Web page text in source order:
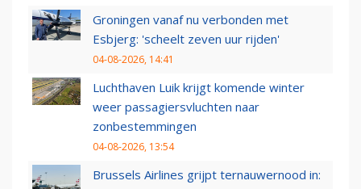
Groningen vanaf nu verbonden met
Esbjerg: 'scheelt zeven uur rijden'
04-08-2026, 14:41
Luchthaven Luik krijgt komende winter
weer passagiersvluchten naar
zonbestemmingen
04-08-2026, 13:54
Brussels Airlines grijpt ternauwernood in: